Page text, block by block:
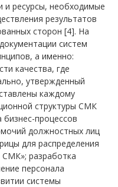
и ресурсы, необходимые
результатов
сторон [4]. На
систем
а именно:
качества, где
утвержденный
каждому
структуры СМК
процессов
должностных лиц
для распределения
разработка
персонала
системы